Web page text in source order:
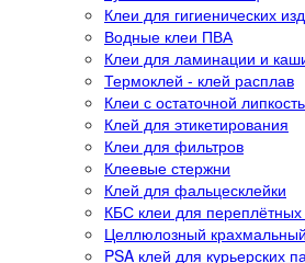
Клеи для гигиенических
Водные клеи ПВА
Клеи для ламинации и
Термоклей - клей расплав
Клеи с остаточной
Клей для этикетирования
Клеи для фильтров
Клеевые стержни
Клей для фальцесклейки
КБС клеи для переплётных
Целлюлозный
PSA клей для курьерских